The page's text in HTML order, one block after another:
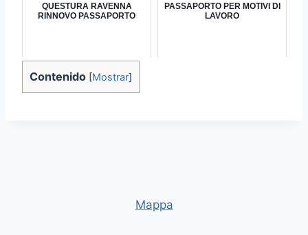
QUESTURA RAVENNA
RINNOVO PASSAPORTO
PASSAPORTO PER MOTIVI DI
LAVORO
Contenido [Mostrar]
Mappa